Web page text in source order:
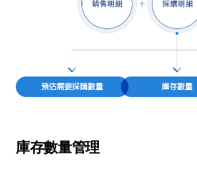
庫存數量管理